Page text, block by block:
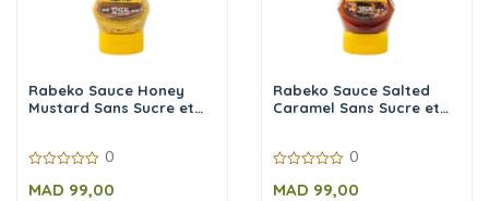
Rabeko Sauce Honey
Mustard Sans Sucre et
sur
0
MAD 99,00
Rabeko Sauce Salted
Caramel Sans Sucre et
sur
0
MAD 99,00